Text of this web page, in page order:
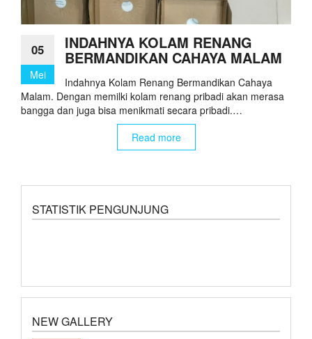
05
Mei
INDAHNYA KOLAM RENANG
BERMANDIKAN CAHAYA MALAM
Indahnya Kolam Renang Bermandikan Cahaya
Malam. Dengan memilki kolam renang pribadi akan merasa
bangga dan juga bisa menikmati secara pribadi.…
Read more
STATISTIK PENGUNJUNG
NEW GALLERY